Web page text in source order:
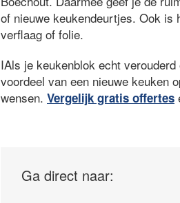
of nieuwe keukendeurtjes. Ook is
verflaag of folie.
IAls je keukenblok echt
voordeel van een nieuwe keuken
wensen. Vergelijk gratis offertes
Ga direct naar: